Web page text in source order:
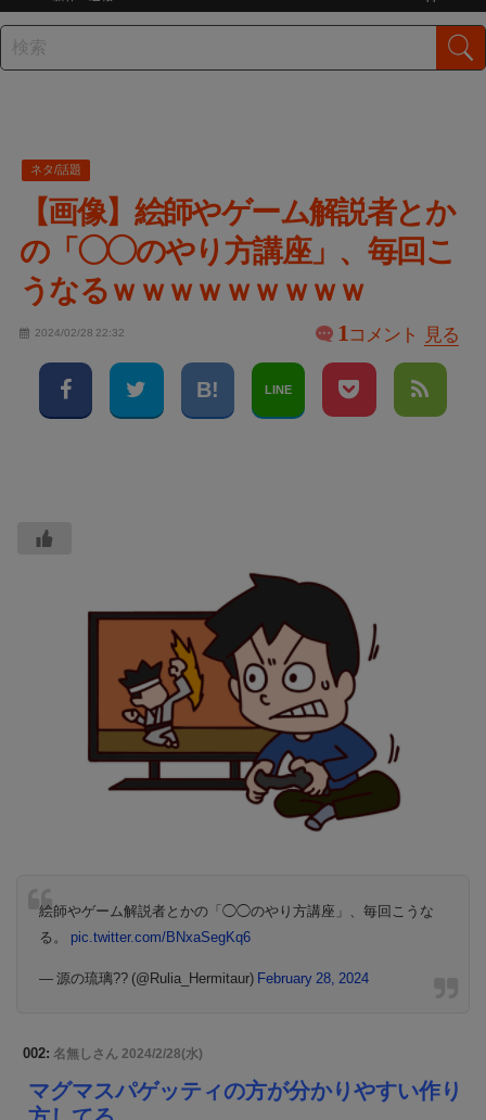
ネタ/話題
【画像】絵師やゲーム解説者とか
の「◯◯のやり方講座」、毎回こ
うなるｗｗｗｗｗｗｗｗｗ
2024/02/28 22:32 1コメント 見る
LINE
絵師やゲーム解説者とかの「◯◯のやり方講座」、毎回こうな
る。 pic.twitter.com/BNxaSegKq6
— 源の琉璃?? (@Rulia_Hermitaur) February 28, 2024
002: 名無しさん 2024/2/28(水)
マグマスパゲッティの方が分かりやすい作り